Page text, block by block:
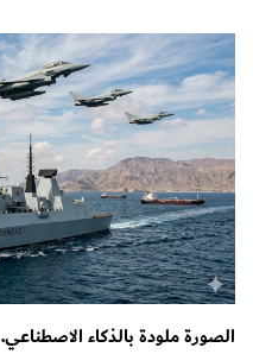
الصورة ملودة بالذكاء الاصطناعي.